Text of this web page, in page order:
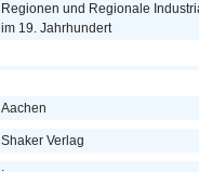
Regionen und Regionale
im 19. Jahrhundert
Aachen
Shaker Verlag